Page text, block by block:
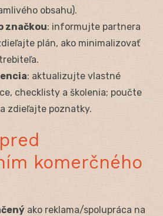
obsahu).
značkou: informujte partnera
plán, ako minimalizovať
: aktualizujte vlastné
checklisty a školenia; poučte
zdieľajte poznatky.
komerčného
ako reklama/spolupráca na